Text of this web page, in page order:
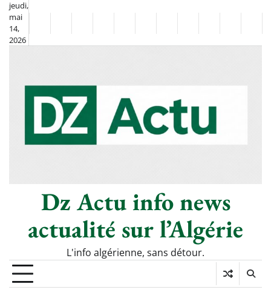
Skip
content
jeudi,
mai
14,
2026
FlashSportclasséDiasporaChronique
–
Le
Thé
SociétéCultureMondeÉconomie
Tech
Dz Actu info news
actualité sur l’Algérie
L'info algérienne, sans détour.